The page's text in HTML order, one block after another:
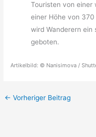
Touristen von einer
einer Höhe von
wird Wanderern ein
geboten.
Artikelbild: © Nanisimova /
← Vorheriger Beitrag